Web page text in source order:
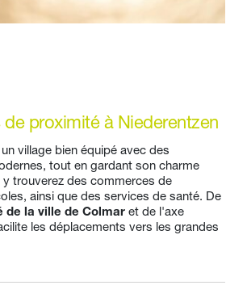
de proximité à Niederentzen
village bien équipé avec des
tout en gardant son charme
y trouverez des commerces de
ainsi que des services de santé. De
de la ville de Colmar et de l'axe
les déplacements vers les grandes